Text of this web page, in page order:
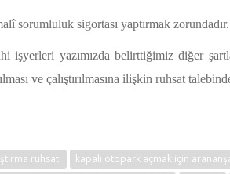
sorumluluk sigortası yaptırmak zorundadır.
işyerleri yazımızda belirttiğimiz diğer
ve çalıştırılmasına ilişkin ruhsat
ruhsatı
kapalı otopark açmak için